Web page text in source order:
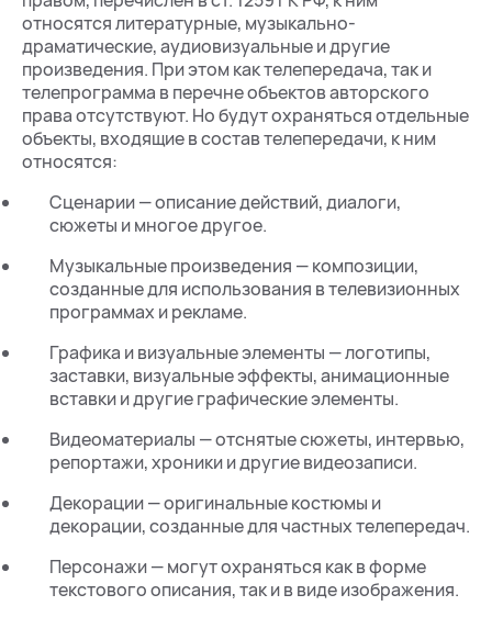
относятся литературные, музыкально-
драматические, аудиовизуальные и другие
произведения. При этом как телепередача, так и
телепрограмма в перечне объектов авторского
права отсутствуют. Но будут охраняться отдельные
объекты, входящие в состав телепередачи, к ним
относятся:
Сценарии — описание действий, диалоги,
сюжеты и многое другое.
Музыкальные произведения — композиции,
созданные для использования в телевизионных
программах и рекламе.
Графика и визуальные элементы — логотипы,
заставки, визуальные эффекты, анимационные
вставки и другие графические элементы.
Видеоматериалы — отснятые сюжеты, интервью,
репортажи, хроники и другие видеозаписи.
Декорации — оригинальные костюмы и
декорации, созданные для частных телепередач.
Персонажи — могут охраняться как в форме
текстового описания, так и в виде изображения.